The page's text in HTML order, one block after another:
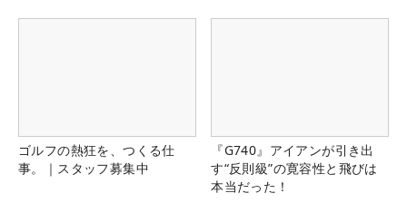
ゴルフの熱狂を、つくる仕
事。｜スタッフ募集中
『G740』アイアンが引き出
す“反則級”の寛容性と飛びは
本当だった！